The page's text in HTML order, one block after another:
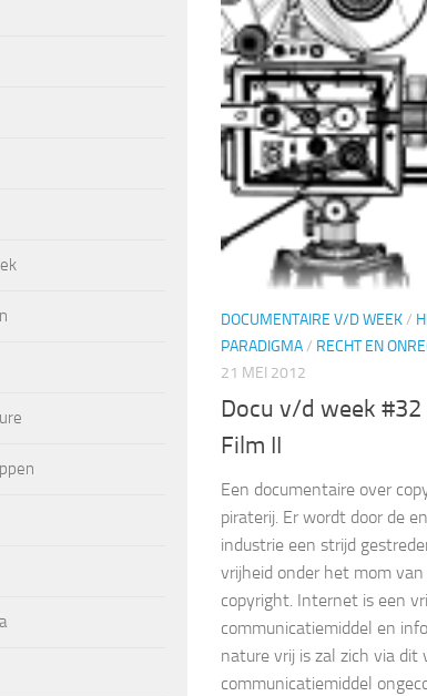
DOCUMENTAIRE V/D WEEK/
PARADIGMA/ RECHT EN
21 MEI 2012
Docu v/d week
Film II
Een documentaire over
piraterij. Er wordt door de
industrie een strijd
vrijheid onder het mom
copyright. Internet is een
communicatiemiddel en
nature vrij is zal zich via dit
communicatiemiddel